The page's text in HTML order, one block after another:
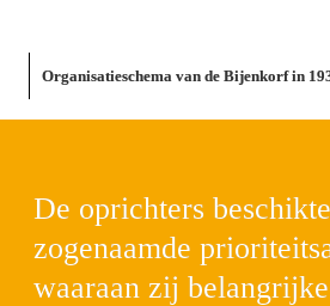
Organisatieschema van de Bijenkorf in
De oprichters
zogenaamde
waaraan zij belangrijke